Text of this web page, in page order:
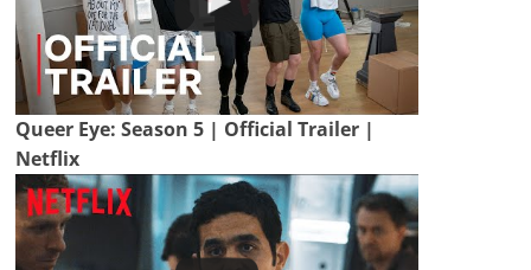
Queer Eye: Season 5 | Official Trailer |
Netflix